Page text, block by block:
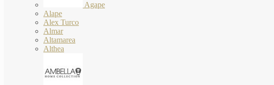
Agape
Alape
Alex Turco
Almar
Altamarea
Althea